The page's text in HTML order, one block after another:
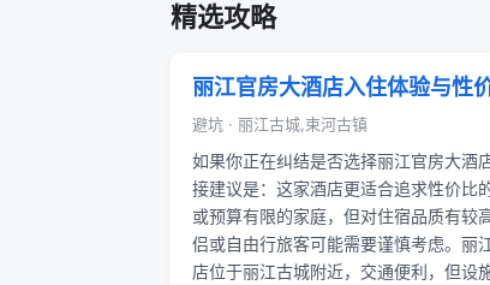
精选攻略
丽江官房大酒店入住体验与性
避坑 · 丽江古城,束河古镇
如果你正在纠结是否选择丽江官房大酒
接建议是：这家酒店更适合追求性价比
或预算有限的家庭，但对住宿品质有较
侣或自由行旅客可能需要谨慎考虑。丽
店位于丽江古城附近，交通便利，但设